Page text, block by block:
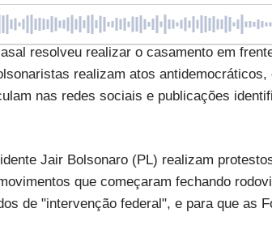
resolveu realizar o casamento em
realizam atos
nas redes sociais e publicações
Jair Bolsonaro (PL) realizam
que começaram fechando
de "intervenção federal", e para que as